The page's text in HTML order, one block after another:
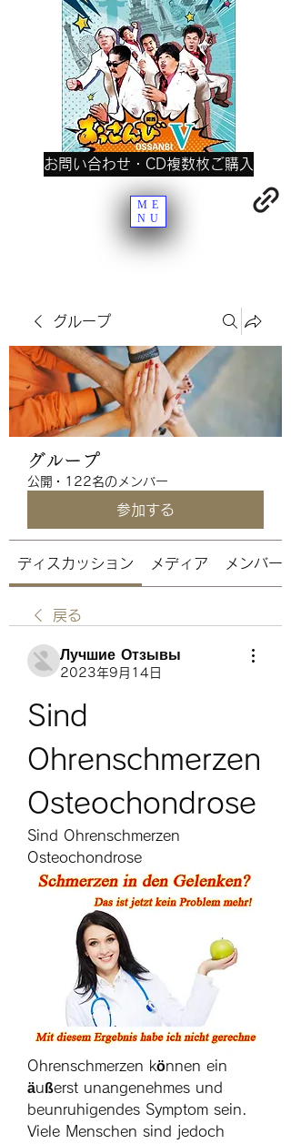
お問い合わせ・CD複数枚ご購入
ME
NU
グループ
グループ
公開 · 122名のメンバー
参加する
ディスカッション メディア メンバー
戻る
Лучшие Отзывы
2023年9月14日
Sind
Ohrenschmerzen
Osteochondrose
Sind Ohrenschmerzen
Osteochondrose
Ohrenschmerzen können ein
äußerst unangenehmes und
beunruhigendes Symptom sein.
Viele Menschen sind jedoch